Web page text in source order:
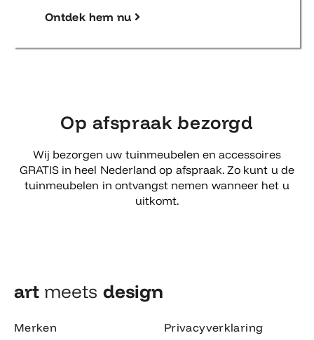
Ontdek hem nu
Op afspraak bezorgd
Wij bezorgen uw tuinmeubelen en accessoires
GRATIS in heel Nederland op afspraak. Zo kunt u de
tuinmeubelen in ontvangst nemen wanneer het u
uitkomt.
art meets design​
Merken
Privacyverklaring